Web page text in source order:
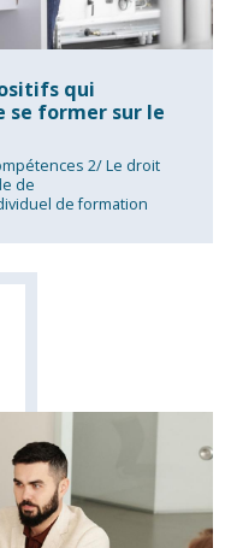
qui
se former sur le
2/ Le droit
de
de formation